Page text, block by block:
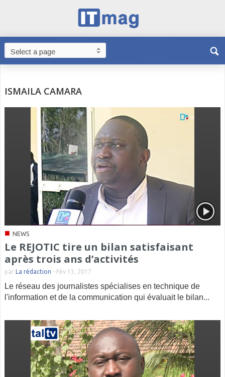
ISMAILA CAMARA
■ NEWS
Le REJOTIC tire un bilan satisfaisant
après trois ans d’activités
par La rédaction - Fév 13, 2017
Le réseau des journalistes spécialises en technique de
l'information et de la communication qui évaluait le bilan...